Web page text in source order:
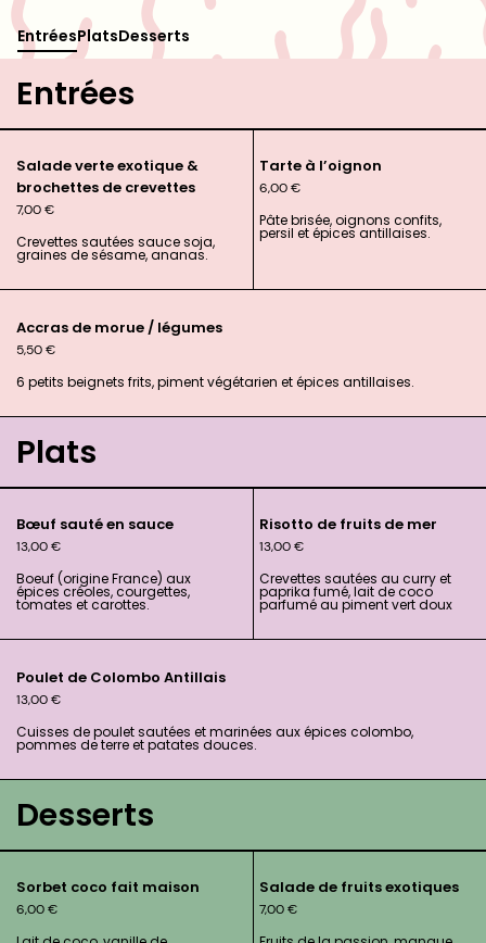
EntréesPlatsDesserts
Entrées
Salade verte exotique &
brochettes de crevettes
7,00€
Crevettes sautées sauce soja,
graines de sésame, ananas.
Tarte à l’oignon
6,00€
Pâte brisée, oignons confits,
persil et épices antillaises.
Accras de morue / légumes
5,50€
6 petits beignets frits, piment végétarien et épices antillaises.
Plats
Bœuf sauté en sauce
13,00€
Boeuf (origine France) aux
épices créoles, courgettes,
tomates et carottes.
Risotto de fruits de mer
13,00€
Crevettes sautées au curry et
paprika fumé, lait de coco
parfumé au piment vert doux
Poulet de Colombo Antillais
13,00€
Cuisses de poulet sautées et marinées aux épices colombo,
pommes de terre et patates douces.
Desserts
Sorbet coco fait maison
6,00€
Salade de fruits exotiques
7,00€